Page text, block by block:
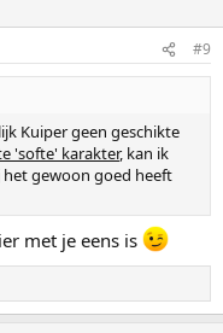
#9
Kuiper geen geschikte
'softe' karakter, kan ik
gewoon goed heeft
met je eens is